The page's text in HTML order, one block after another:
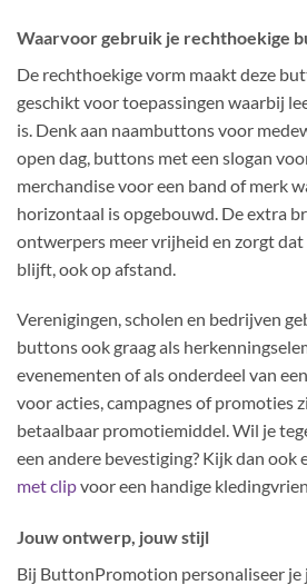
Waarvoor gebruik je rechthoekige
De rechthoekige vorm maakt deze
geschikt voor toepassingen waarbij
is. Denk aan naambuttons voor
open dag, buttons met een slogan
merchandise voor een band of merk
horizontaal is opgebouwd. De extra
ontwerpers meer vrijheid en zorgt dat
blijft, ook op afstand.
Verenigingen, scholen en bedrijven
buttons ook graag als
evenementen of als onderdeel van
voor acties, campagnes of promoties
betaalbaar promotiemiddel. Wil je
een andere bevestiging? Kijk dan ook
met clipvoor een handige
Jouw ontwerp, jouw stijl
Bij ButtonPromotion personaliseer